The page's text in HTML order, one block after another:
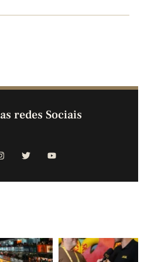
redes Sociais